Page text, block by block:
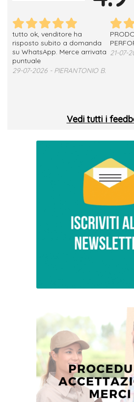
tutto ok, venditore ha
risposto subito a domanda
su WhatsApp. Merce arrivata
puntuale
29-07-2026 - PIERANTONIO B.
21-07-
Vedi tutti i